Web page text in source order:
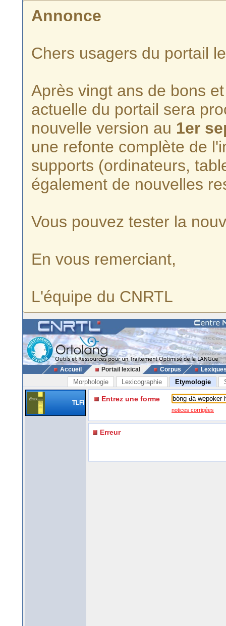
Annonce
Chers usagers du portail
Après vingt ans de bons
actuelle du portail sera
nouvelle version au 1er
une refonte complète de
supports (ordinateurs,
également de nouvelles
Vous pouvez tester la
En vous remerciant,
L'équipe du CNRTL
Accueil Portail lexical Corpus
Morphologie Lexicographie Etymologie
TLFi Entrez une forme
notices corrigées
Erreur